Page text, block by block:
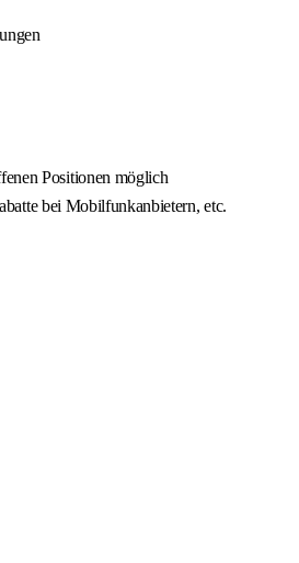
Positionen möglich
bei Mobilfunkanbietern, etc.